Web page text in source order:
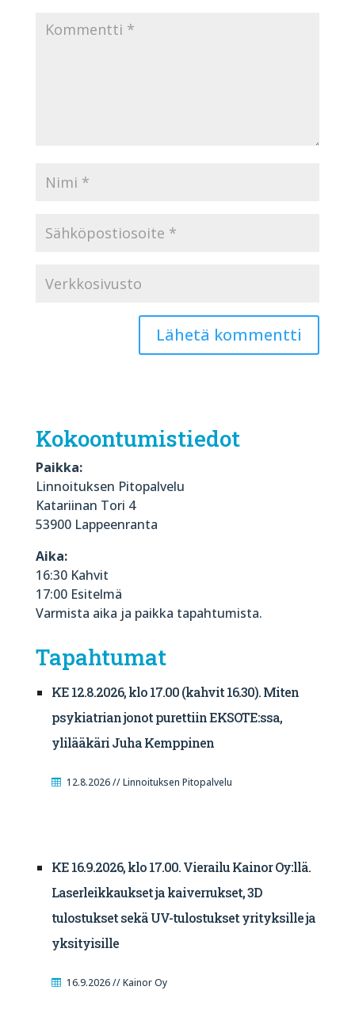
Kokoontumistiedot
Paikka:
Linnoituksen Pitopalvelu
Katariinan Tori 4
53900 Lappeenranta
Aika:
16:30 Kahvit
17:00 Esitelmä
Varmista aika ja paikka tapahtumista.
Tapahtumat
KE 12.8.2026, klo 17.00 (kahvit 16.30). Miten
psykiatrian jonot purettiin EKSOTE:ssa,
ylilääkäri Juha Kemppinen
12.8.2026 // Linnoituksen Pitopalvelu
KE 16.9.2026, klo 17.00. Vierailu Kainor Oy:llä.
Laserleikkaukset ja kaiverrukset, 3D
tulostukset sekä UV-tulostukset yrityksille ja
yksityisille
16.9.2026 // Kainor Oy